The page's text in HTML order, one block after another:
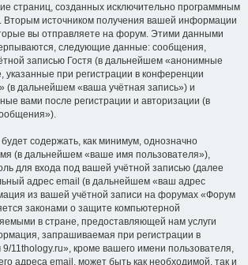
страниц, созданных исключительно программным
Вторым источником получения вашей информации
вы отправляете на форум. Этими данными
следующие данные: сообщения,
записью Гостя (в дальнейшем «анонимные
при регистрации в конференции
(в дальнейшем «ваша учётная запись») и
вами после регистрации и авторизации (в
содержать, как минимум, однозначно
(в дальнейшем «ваше имя пользователя»),
для входа под вашей учётной записью (далее
адрес email (в дальнейшем «ваш адрес
из вашей учётной записи на форумах «Форум
законами о защите компьютерной
в стране, предоставляющей нам услуги
запрашиваемая при регистрации в
11thology.ru», кроме вашего имени пользователя,
адреса email, может быть как необходимой, так и